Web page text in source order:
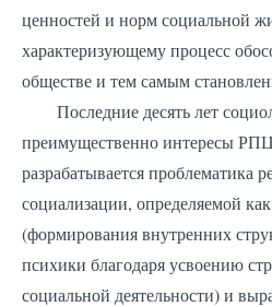
ценностей и норм социальной
характеризующему процесс
обществе и тем самым
Последние десять лет
преимущественно интересы
разрабатывается проблематика
социализации, определяемой
(формирования внутренних
психики благодаря усвоению
социальной деятельности) и